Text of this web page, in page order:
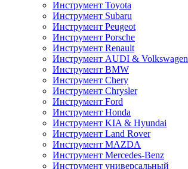
Инструмент Toyota
Инструмент Subaru
Инструмент Peugeot
Инструмент Porsche
Инструмент Renault
Инструмент AUDI & Volkswagen
Инструмент BMW
Инструмент Chery
Инструмент Chrysler
Инструмент Ford
Инструмент Honda
Инструмент KIA & Hyundai
Инструмент Land Rover
Инструмент MAZDA
Инструмент Mercedes-Benz
Инструмент универсальный